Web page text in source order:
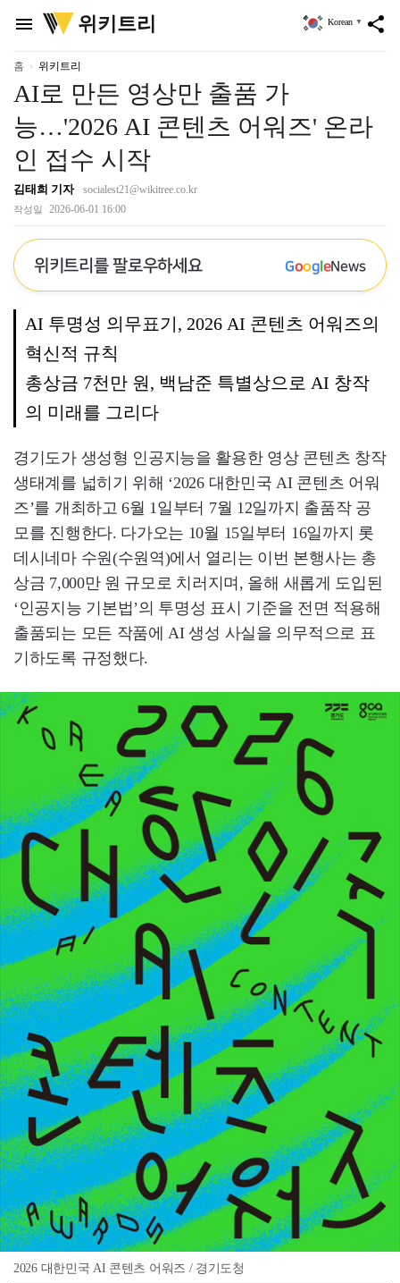
menu
위
키
리
위키트리 share
Korean ▼
홈 위키트리
AI로 만든 영상만 출품 가
능…'2026 AI 콘텐츠 어워즈' 온라
인 접수 시작
김태희 기자 socialest21@wikitree.co.kr
작성일 2026-06-01 16:00
위키트리를 팔로우하세요 GoogleNews
AI 투명성 의무표기, 2026 AI 콘텐츠 어워즈의
혁신적 규칙
총상금 7천만 원, 백남준 특별상으로 AI 창작
의 미래를 그리다
경기도가 생성형 인공지능을 활용한 영상 콘텐츠 창작
생태계를 넓히기 위해 ‘2026 대한민국 AI 콘텐츠 어워
즈’를 개최하고 6월 1일부터 7월 12일까지 출품작 공
모를 진행한다. 다가오는 10월 15일부터 16일까지 롯
데시네마 수원(수원역)에서 열리는 이번 본행사는 총
상금 7,000만 원 규모로 치러지며, 올해 새롭게 도입된
‘인공지능 기본법’의 투명성 표시 기준을 전면 적용해
출품되는 모든 작품에 AI 생성 사실을 의무적으로 표
기하도록 규정했다.
2026 대한민국 AI 콘텐츠 어워즈 / 경기도청